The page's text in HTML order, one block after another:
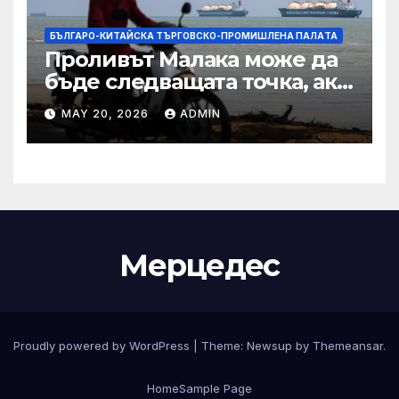
БЪЛГАРО-КИТАЙСКА ТЪРГОВСКО-ПРОМИШЛЕНА ПАЛAТА
Проливът Малака може да
бъде следващата точка, ако
Азия не внимава
MAY 20, 2026 ADMIN
Мерцедес
Proudly powered by WordPress Theme: Newsup by Themeansar.
HomeSample Page